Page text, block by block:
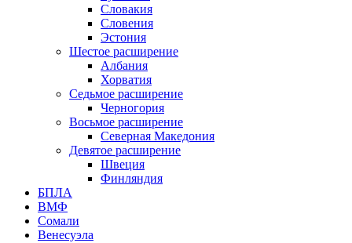
Словакия
Словения
Эстония
Шестое расширение
Албания
Хорватия
Седьмое расширение
Черногория
Восьмое расширение
Северная Македония
Девятое расширение
Швеция
Финляндия
БПЛА
ВМФ
Сомали
Венесуэла